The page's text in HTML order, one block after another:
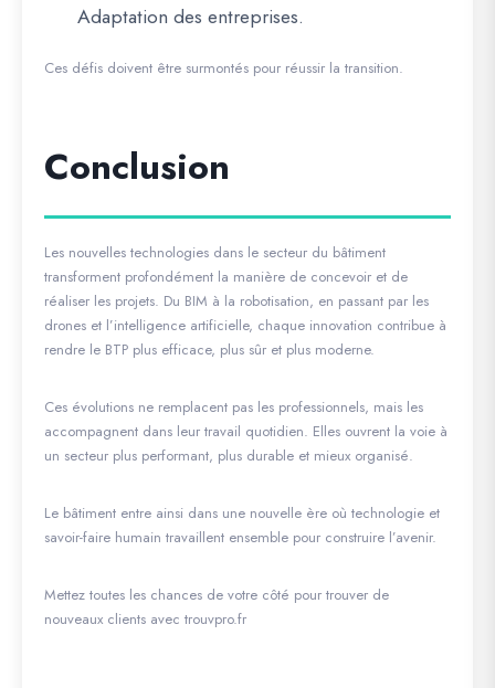
Adaptation des entreprises.
Ces défis doivent être surmontés pour réussir la transition.
Conclusion
Les nouvelles technologies dans le secteur du bâtiment
transforment profondément la manière de concevoir et de
réaliser les projets. Du BIM à la robotisation, en passant par les
drones et l’intelligence artificielle, chaque innovation contribue à
rendre le BTP plus efficace, plus sûr et plus moderne.
Ces évolutions ne remplacent pas les professionnels, mais les
accompagnent dans leur travail quotidien. Elles ouvrent la voie à
un secteur plus performant, plus durable et mieux organisé.
Le bâtiment entre ainsi dans une nouvelle ère où technologie et
savoir-faire humain travaillent ensemble pour construire l’avenir.
Mettez toutes les chances de votre côté pour trouver de
nouveaux clients avec trouvpro.fr